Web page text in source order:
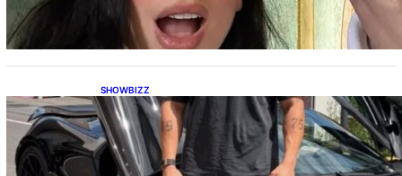
botërorë”
SHOWBIZZ
Ish-banori i Big Brother VIP Kosova, Eduart
Kuqi ua mbyll gojën kritikëve, publikon
dëshmi për supermakinën luksoze